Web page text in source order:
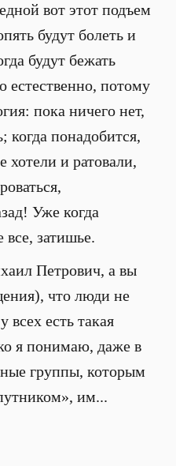
вот этот подъем
будут болеть и
будут бежать
естественно, потому
пока ничего нет,
когда понадобится,
хотели и ратовали,
Уже когда
все, затишье.
Петрович, а вы
что люди не
всех есть такая
я понимаю, даже в
группы, которым
им...